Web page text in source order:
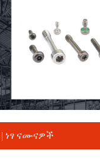
ነፃ ናሙናዎች